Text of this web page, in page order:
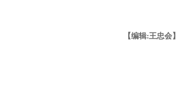
【编辑:王忠会】